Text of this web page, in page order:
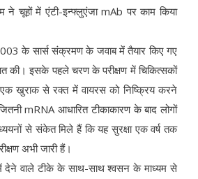
ने चूहों में एंटी-इन्फ्लुएंजा mAb पर काम किया
के सार्स संक्रमण के जवाब में तैयार किए गए
इसके पहले चरण के परीक्षण में चिकित्सकों
खुराक से रक्त में वायरस को निष्क्रिय करने
mRNA आधारित टीकाकारण के बाद लोगों
से संकेत मिले हैं कि यह सुरक्षा एक वर्ष तक
अभी जारी हैं।
देने वाले टीके के साथ-साथ श्वसन के माध्यम से